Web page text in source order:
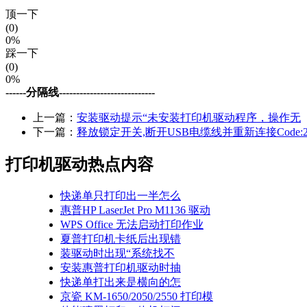
顶一下
(0)
0%
踩一下
(0)
0%
------分隔线----------------------------
上一篇： 安装驱动提示“未安装打印机驱动程序，操作无
下一篇： 释放锁定开关,断开USB电缆线并重新连接
打印机驱动热点内容
快递单只打印出一半怎么
惠普HP LaserJet Pro M1136 驱动
WPS Office 无法启动打印作业
夏普打印机卡纸后出现错
装驱动时出现“系统找不
安装惠普打印机驱动时抽
快递单打出来是横向的怎
京瓷 KM-1650/2050/2550 打印模